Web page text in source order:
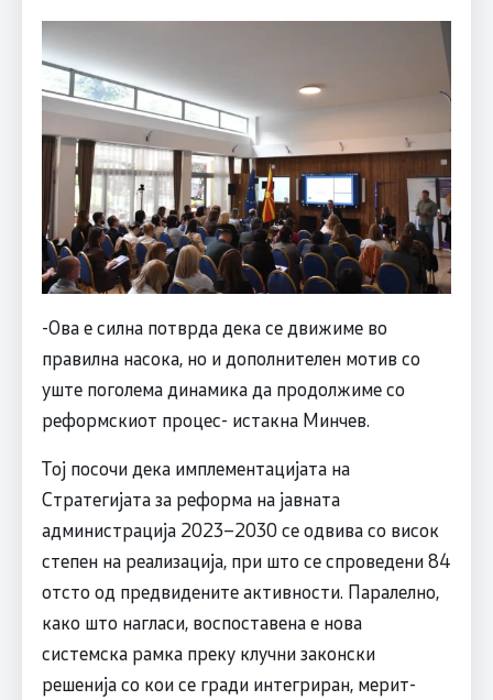
-Ова е силна потврда дека се движиме во
правилна насока, но и дополнителен мотив со
уште поголема динамика да продолжиме со
реформскиот процес- истакна Минчев.
Тој посочи дека имплементацијата на
Стратегијата за реформа на јавната
администрација 2023–2030 се одвива со висок
степен на реализација, при што се спроведени 84
отсто од предвидените активности. Паралелно,
како што нагласи, воспоставена е нова
системска рамка преку клучни законски
решенија со кои се гради интегриран, мерит-